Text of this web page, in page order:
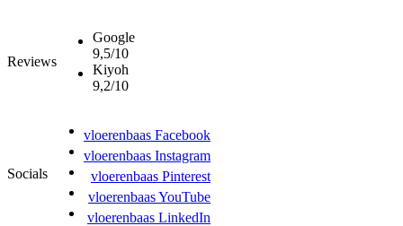
Reviews
Google
9,5/10
Kiyoh
9,2/10
Socials
vloerenbaas Facebook
vloerenbaas Instagram
vloerenbaas Pinterest
vloerenbaas YouTube
vloerenbaas LinkedIn